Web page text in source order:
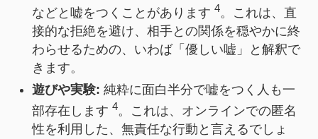
などと嘘をつくことがあります 4。これは、直
接的な拒絶を避け、相手との関係を穏やかに終
わらせるための、いわば「優しい嘘」と解釈で
きます。
遊びや実験: 純粋に面白半分で嘘をつく人も一
部存在します 4。これは、オンラインでの匿名
性を利用した、無責任な行動と言えるでしょ